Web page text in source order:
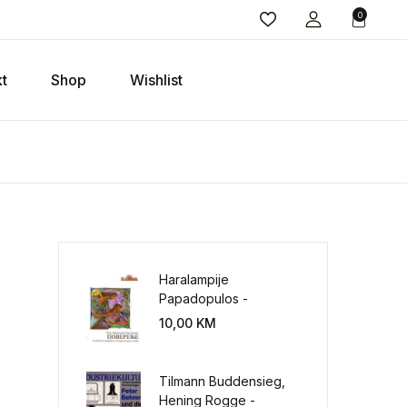
0
Shop Wishlist
Haralampije
Papadopulos -
Poverenje: sloboda od
10,00 KM
Tilmann Buddensieg,
Hening Rogge -